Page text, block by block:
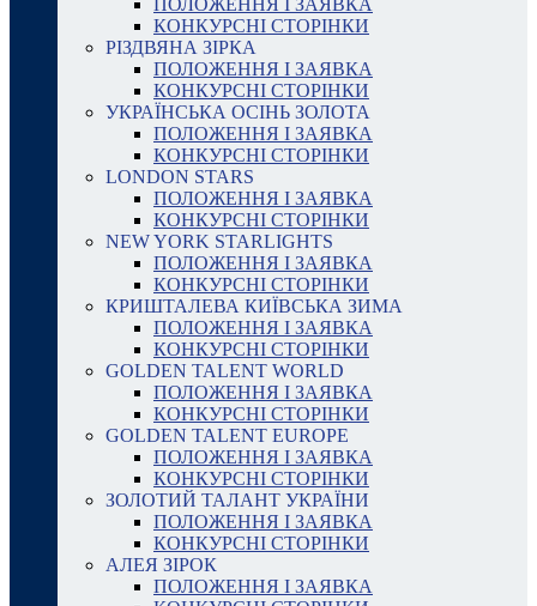
КОНКУРСНІ СТОРІНКИ
РІЗДВЯНА ЗІРКА
ПОЛОЖЕННЯ І ЗАЯВКА
КОНКУРСНІ СТОРІНКИ
УКРАЇНСЬКА ОСІНЬ ЗОЛОТА
ПОЛОЖЕННЯ І ЗАЯВКА
КОНКУРСНІ СТОРІНКИ
LONDON STARS
ПОЛОЖЕННЯ І ЗАЯВКА
КОНКУРСНІ СТОРІНКИ
NEW YORK STARLIGHTS
ПОЛОЖЕННЯ І ЗАЯВКА
КОНКУРСНІ СТОРІНКИ
КРИШТАЛЕВА КИЇВСЬКА ЗИМА
ПОЛОЖЕННЯ І ЗАЯВКА
КОНКУРСНІ СТОРІНКИ
GOLDEN TALENT WORLD
ПОЛОЖЕННЯ І ЗАЯВКА
КОНКУРСНІ СТОРІНКИ
GOLDEN TALENT EUROPE
ПОЛОЖЕННЯ І ЗАЯВКА
КОНКУРСНІ СТОРІНКИ
ЗОЛОТИЙ ТАЛАНТ УКРАЇНИ
ПОЛОЖЕННЯ І ЗАЯВКА
КОНКУРСНІ СТОРІНКИ
АЛЕЯ ЗІРОК
ПОЛОЖЕННЯ І ЗАЯВКА